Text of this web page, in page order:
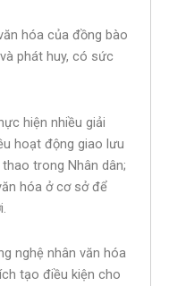
hóa của đồng bào
phát huy, có sức
hiện nhiều giải
hoạt động giao lưu
trong Nhân dân;
hóa ở cơ sở để
nghệ nhân văn hóa
tạo điều kiện cho